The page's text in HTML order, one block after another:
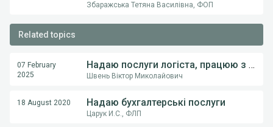
Збаражська Тетяна Василівна, ФОП
Related topics
07 February
2025
Надаю послуги логіста, працюю з німеччини
Швень Віктор Миколайович
18 August 2020 Надаю бухгалтерські послуги
Царук И.С., ФЛП